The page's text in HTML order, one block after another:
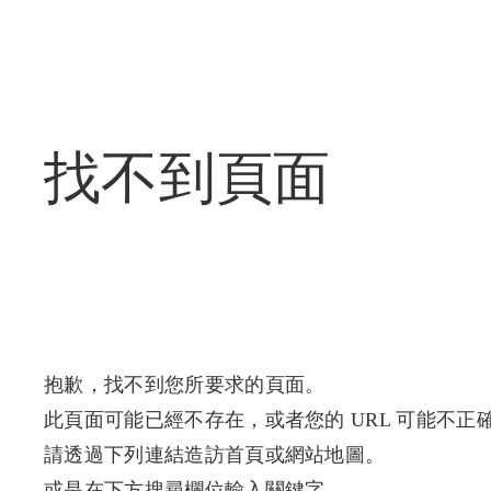
找不到頁面
抱歉，找不到您所要求的頁面。
此頁面可能已經不存在，或者您的 URL 可能不正
請透過下列連結造訪首頁或網站地圖。